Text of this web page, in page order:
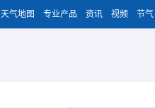
天气地图 专业产品 资讯 视频 节气